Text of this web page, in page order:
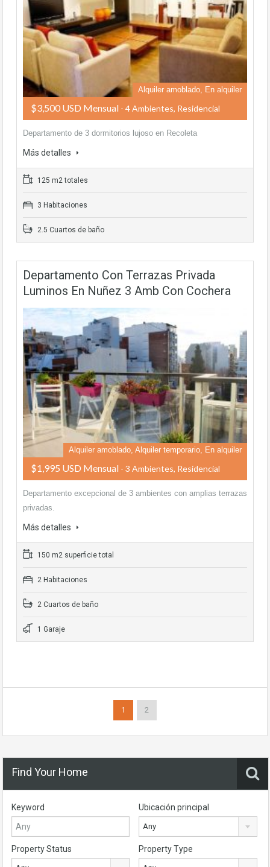
Alquiler amoblado, En alquiler
$3,500 USD Mensual - 4 Ambientes, Residencial
Departamento de 3 dormitorios lujoso en Recoleta
Más detalles
125 m2 totales
3 Habitaciones
2.5 Cuartos de baño
Departamento Con Terrazas Privada
Luminos En Nuñez 3 Amb Con Cochera
Alquiler amoblado, Alquiler temporario, En alquiler
$1,995 USD Mensual - 3 Ambientes, Residencial
Departamento excepcional de 3 ambientes con amplias terrazas
privadas.
Más detalles
150 m2 superficie total
2 Habitaciones
2 Cuartos de baño
1 Garaje
1 2
Find Your Home
Keyword Ubicación principal
Any
Property Status Property Type